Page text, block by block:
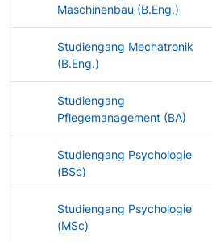
Maschinenbau (B.Eng.)
Studiengang Mechatronik
(B.Eng.)
Studiengang
Pflegemanagement (BA)
Studiengang Psychologie
(BSc)
Studiengang Psychologie
(MSc)